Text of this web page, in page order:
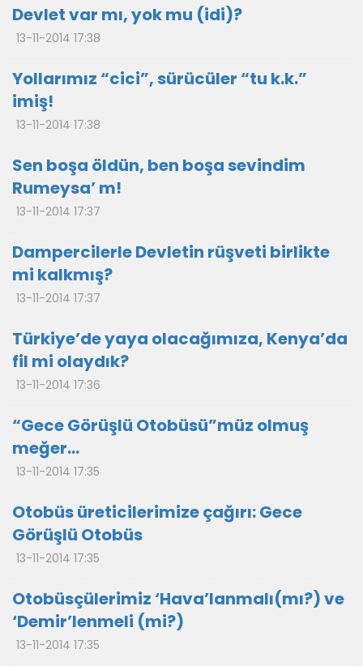
Devlet var mı, yok mu (idi)?
13-11-2014 17:38
Yollarımız “cici”, sürücüler “tu k.k.”
imiş!
13-11-2014 17:38
Sen boşa öldün, ben boşa sevindim
Rumeysa’ m!
13-11-2014 17:37
Dampercilerle Devletin rüşveti birlikte
mi kalkmış?
13-11-2014 17:37
Türkiye’de yaya olacağımıza, Kenya’da
fil mi olaydık?
13-11-2014 17:36
“Gece Görüşlü Otobüsü”müz olmuş
meğer…
13-11-2014 17:35
Otobüs üreticilerimize çağırı: Gece
Görüşlü Otobüs
13-11-2014 17:35
Otobüsçülerimiz ‘Hava’lanmalı(mı?) ve
‘Demir’lenmeli (mi?)
13-11-2014 17:35